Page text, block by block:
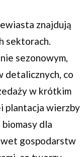
znajdują
sektorach.
sezonowym,
detalicznych, co
w krótkim
plantacja wierzby
dla
gospodarstw